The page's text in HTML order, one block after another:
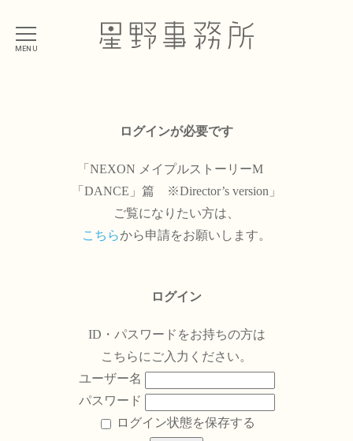
ログインが必要です
「NEXON メイプルストーリーM
「DANCE」篇 ※Director’s version」
ご覧になりたい方は、
こちらから申請をお願いします。
ログイン
ID・パスワードをお持ちの方は
こちらにご入力ください。
ユーザー名
パスワード
ログイン状態を保存する
MENU